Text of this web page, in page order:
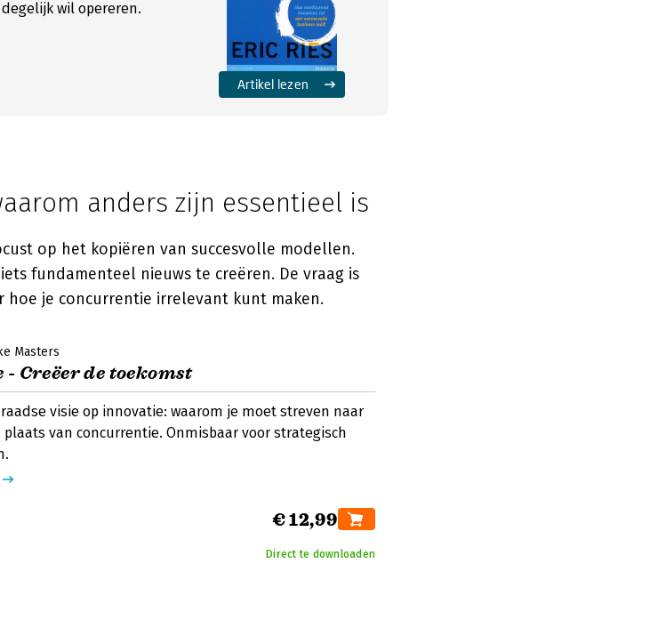
wil opereren.
Artikel lezen
anders zijn essentieel is
op het kopiëren van succesvolle modellen.
fundamenteel nieuws te creëren. De vraag is
hoe je concurrentie irrelevant kunt maken.
Masters
- Creëer de toekomst
visie op innovatie: waarom je moet streven naar
van concurrentie. Onmisbaar voor strategisch
€ 12,99
Direct te downloaden